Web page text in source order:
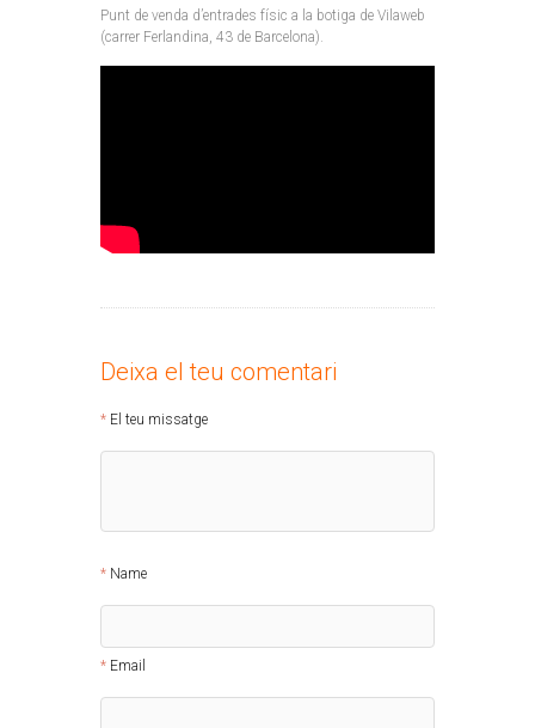
Punt de venda d’entrades físic a la botiga de Vilaweb
(carrer Ferlandina, 43 de Barcelona).
Deixa el teu comentari
El teu missatge
Name
Email